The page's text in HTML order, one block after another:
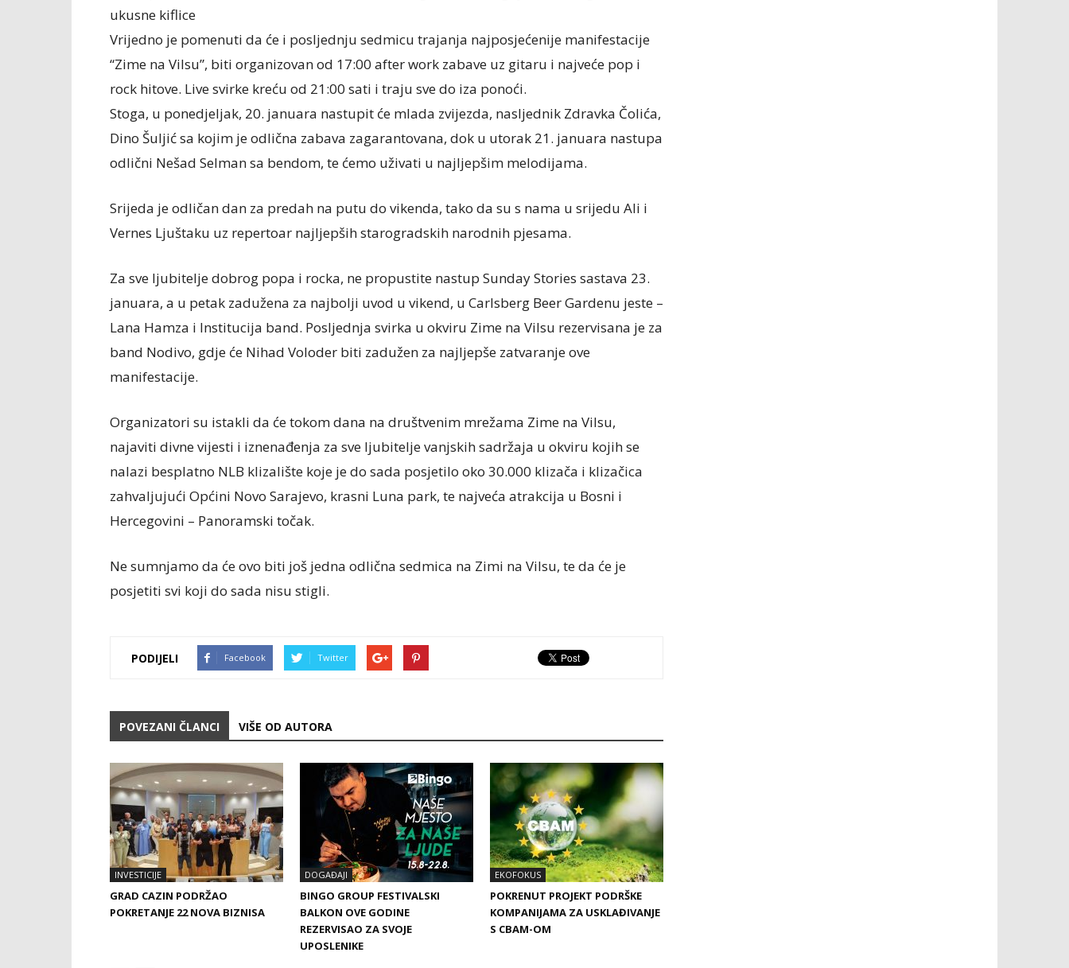
ukusne kiflice
Vrijedno je pomenuti da će i posljednju sedmicu trajanja najposjećenije manifestacije
“Zime na Vilsu”, biti organizovan od 17:00 after work zabave uz gitaru i najveće pop i
rock hitove. Live svirke kreću od 21:00 sati i traju sve do iza ponoći.
Stoga, u ponedjeljak, 20. januara nastupit će mlada zvijezda, nasljednik Zdravka Čolića,
Dino Šuljić sa kojim je odlična zabava zagarantovana, dok u utorak 21. januara nastupa
odlični Nešad Selman sa bendom, te ćemo uživati u najljepšim melodijama.
Srijeda je odličan dan za predah na putu do vikenda, tako da su s nama u srijedu Ali i
Vernes Ljuštaku uz repertoar najljepših starogradskih narodnih pjesama.
Za sve ljubitelje dobrog popa i rocka, ne propustite nastup Sunday Stories sastava 23.
januara, a u petak zadužena za najbolji uvod u vikend, u Carlsberg Beer Gardenu jeste –
Lana Hamza i Institucija band. Posljednja svirka u okviru Zime na Vilsu rezervisana je za
band Nodivo, gdje će Nihad Voloder biti zadužen za najljepše zatvaranje ove
manifestacije.
Organizatori su istakli da će tokom dana na društvenim mrežama Zime na Vilsu,
najaviti divne vijesti i iznenađenja za sve ljubitelje vanjskih sadržaja u okviru kojih se
nalazi besplatno NLB klizalište koje je do sada posjetilo oko 30.000 klizača i klizačica
zahvaljujući Općini Novo Sarajevo, krasni Luna park, te najveća atrakcija u Bosni i
Hercegovini – Panoramski točak.
Ne sumnjamo da će ovo biti još jedna odlična sedmica na Zimi na Vilsu, te da će je
posjetiti svi koji do sada nisu stigli.
PODIJELI Facebook Twitter
POVEZANI ČLANCI VIŠE OD AUTORA
INVESTICIJE
GRAD CAZIN PODRŽAO
POKRETANJE 22 NOVA BIZNISA
DOGAĐAJI
BINGO GROUP FESTIVALSKI
BALKON OVE GODINE
REZERVISAO ZA SVOJE
UPOSLENIKE
EKOFOKUS
POKRENUT PROJEKT PODRŠKE
KOMPANIJAMA ZA USKLAĐIVANJE
S CBAM-OM